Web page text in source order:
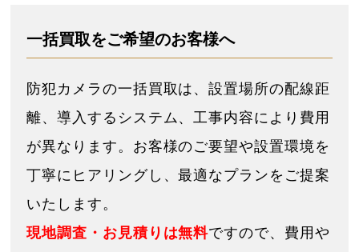
一括買取をご希望のお客様へ
防犯カメラの一括買取は、設置場所の配線距
離、導入するシステム、工事内容により費用
が異なります。お客様のご要望や設置環境を
丁寧にヒアリングし、最適なプランをご提案
いたします。
現地調査・お見積りは無料ですので、費用や